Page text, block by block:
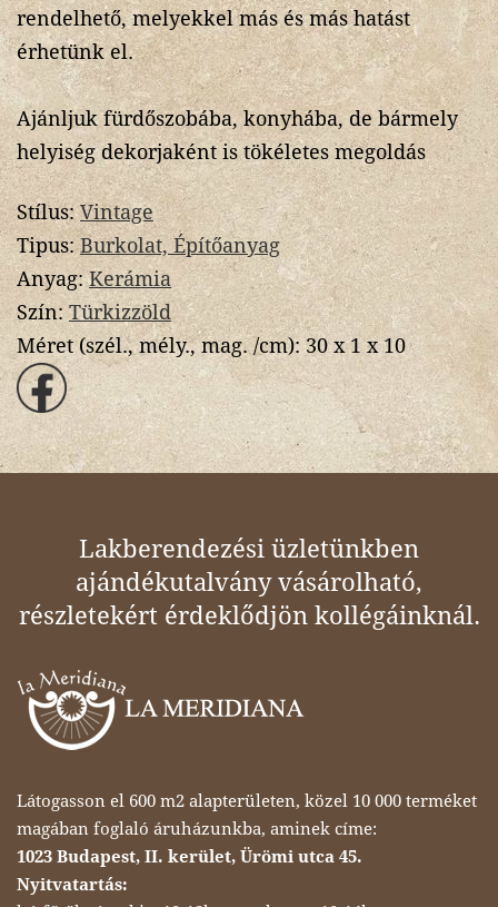
rendelhető, melyekkel más és más hatást
érhetünk el.
Ajánljuk fürdőszobába, konyhába, de bármely
helyiség dekorjaként is tökéletes megoldás
Stílus:Vintage
Tipus:Burkolat, Építőanyag
Anyag:Kerámia
Szín: Türkizzöld
Méret (szél., mély., mag. /cm):30 x 1 x 10
Lakberendezési üzletünkben
ajándékutalvány vásárolható,
részletekért érdeklődjön kollégáinknál.
Látogasson el 600 m2 alapterületen, közel 10 000 terméket
magában foglaló áruházunkba, aminek címe:
1023 Budapest, II. kerület, Ürömi utca 45.
Nyitvatartás: